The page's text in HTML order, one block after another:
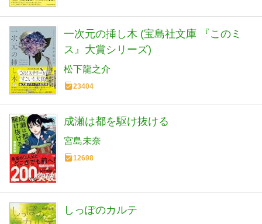
一次元の挿し木 (宝島社文庫 『このミ
ス』大賞シリーズ)
松下龍之介
23404
成瀬は都を駆け抜ける
宮島未奈
12698
しっぽのカルテ